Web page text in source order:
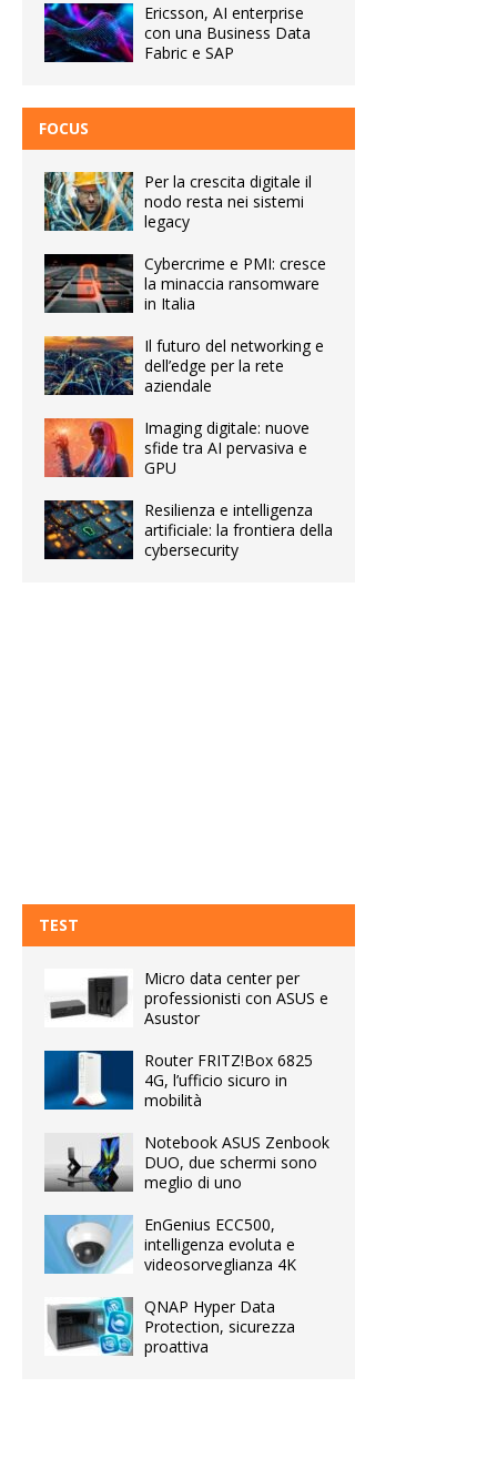
Ericsson, AI enterprise
con una Business Data
Fabric e SAP
FOCUS
Per la crescita digitale il
nodo resta nei sistemi
legacy
Cybercrime e PMI: cresce
la minaccia ransomware
in Italia
Il futuro del networking e
dell’edge per la rete
aziendale
Imaging digitale: nuove
sfide tra AI pervasiva e
GPU
Resilienza e intelligenza
artificiale: la frontiera della
cybersecurity
TEST
Micro data center per
professionisti con ASUS e
Asustor
Router FRITZ!Box 6825
4G, l’ufficio sicuro in
mobilità
Notebook ASUS Zenbook
DUO, due schermi sono
meglio di uno
EnGenius ECC500,
intelligenza evoluta e
videosorveglianza 4K
QNAP Hyper Data
Protection, sicurezza
proattiva